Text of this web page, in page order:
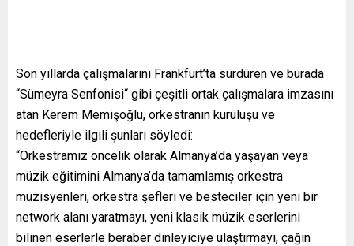
Son yıllarda çalışmalarını Frankfurt’ta sürdüren ve burada
“Sümeyra Senfonisi“ gibi çeşitli ortak çalışmalara imzasını
atan Kerem Memişoğlu, orkestranın kuruluşu ve
hedefleriyle ilgili şunları söyledi:
“Orkestramız öncelik olarak Almanya’da yaşayan veya
müzik eğitimini Almanya’da tamamlamış orkestra
müzisyenleri, orkestra şefleri ve besteciler için yeni bir
network alanı yaratmayı, yeni klasik müzik eserlerini
bilinen eserlerle beraber dinleyiciye ulaştırmayı, çağın